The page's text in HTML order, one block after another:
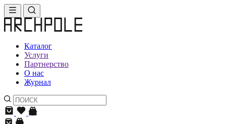
Каталог
Услуги
Партнерство
О нас
Журнал